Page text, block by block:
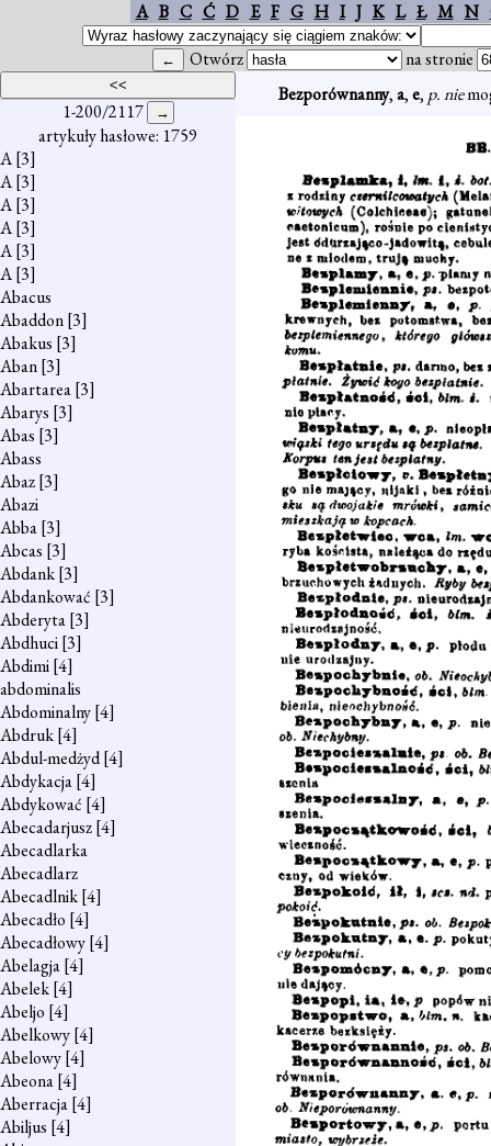
A B C Ć D E F G H I J K L Ł M N
Otwórz na stronie
1-200/2117
artykuły hasłowe: 1759
A[3]
A[3]
A[3]
A[3]
A[3]
A[3]
Abacus
Abaddon[3]
Abakus [3]
Aban[3]
Abartarea[3]
Abarys [3]
Abas [3]
Abass
Abaz[3]
Abazi
Abba[3]
Abcas [3]
Abdank[3]
Abdankować [3]
Abderyta[3]
Abdhuci[3]
Abdimi[4]
abdominalis
Abdominalny[4]
Abdruk[4]
Abdul-medżyd[4]
Abdykacja[4]
Abdykować [4]
Abecadarjusz[4]
Abecadlarka
Abecadlarz
Abecadlnik[4]
Abecadło [4]
Abecadłowy[4]
Abelagja[4]
Abelek[4]
Abeljo [4]
Abelkowy[4]
Abelowy[4]
Abeona[4]
Aberracja[4]
Abiljus [4]
Bezporównanny,a,e, p. nie